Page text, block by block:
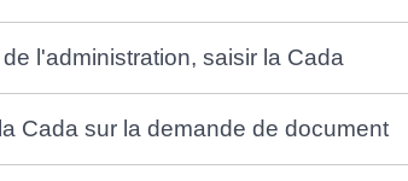
l'administration, saisir la Cada
Cada sur la demande de document